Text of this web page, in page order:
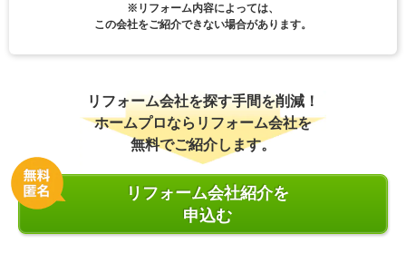
※リフォーム内容によっては、
この会社をご紹介できない場合があります。
リフォーム会社を探す手間を削減！
ホームプロならリフォーム会社を
無料でご紹介します。
リフォーム会社紹介を
申込む